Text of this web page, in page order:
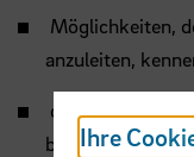
Möglichkeiten,
anzuleiten,
den kritisch-
begleiten
Ihre